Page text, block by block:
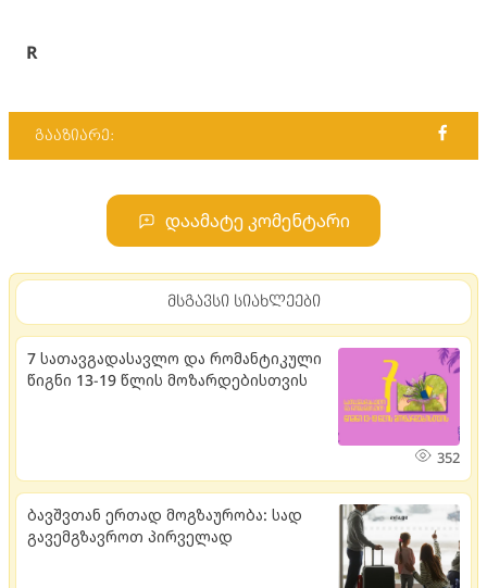
R
გააზიარე:
დაამატე კომენტარი
მსგავსი სიახლეები
7 სათავგადასავლო და რომანტიკული
წიგნი 13-19 წლის მოზარდებისთვის
352
ბავშვთან ერთად მოგზაურობა: სად
გავემგზავროთ პირველად